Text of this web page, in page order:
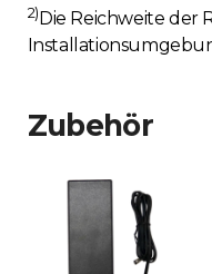
2) Die Reichweite der
Zubehör